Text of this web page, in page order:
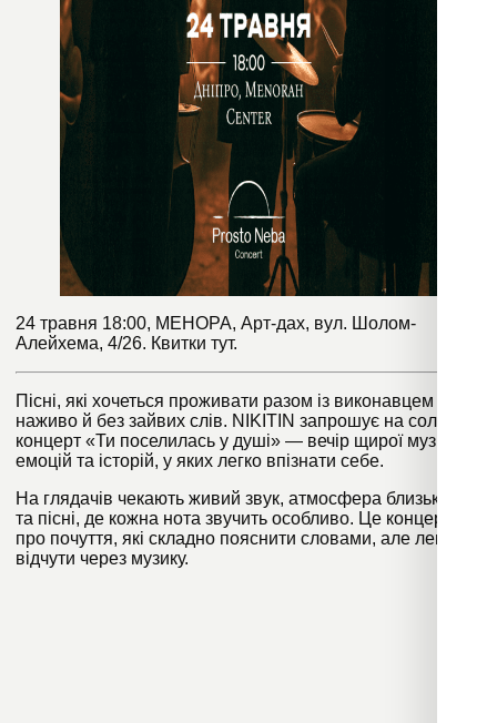
24 травня 18:00, МЕНОРА, Арт-дах, вул. Шолом-
Алейхема, 4/26. Квитки тут.
Пісні, які хочеться проживати разом із виконавцем —
наживо й без зайвих слів. NIKITIN запрошує на сольний
концерт «Ти поселилась у душі» — вечір щирої музики,
емоцій та історій, у яких легко впізнати себе.
На глядачів чекають живий звук, атмосфера близькості
та пісні, де кожна нота звучить особливо. Це концерт
про почуття, які складно пояснити словами, але легко
відчути через музику.